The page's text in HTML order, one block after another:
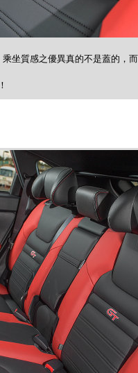
坐質感之優異真的不是蓋的，